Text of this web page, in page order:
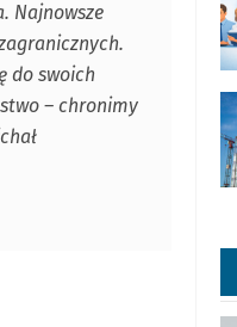
Najnowsze
do swoich
– chronimy